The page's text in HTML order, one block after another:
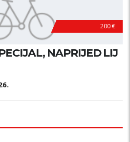
200 €
NAPRIJED LIJ